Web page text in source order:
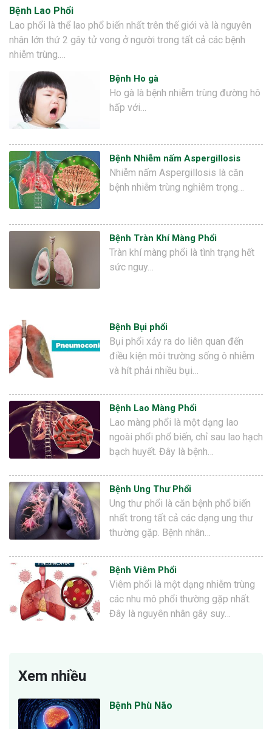
Bệnh Lao Phổi
Lao phổi là thể lao phổ biến nhất trên thế giới và là nguyên
nhân lớn thứ 2 gây tử vong ở người trong tất cả các bệnh
nhiễm trùng.…
Bệnh Ho gà
Ho gà là bệnh nhiễm trùng đường hô
hấp với…
Bệnh Nhiễm nấm Aspergillosis
Nhiễm nấm Aspergillosis là căn
bệnh nhiễm trùng nghiêm trọng…
Bệnh Tràn Khí Màng Phổi
Tràn khí màng phổi là tình trạng hết
sức nguy…
Bệnh Bụi phổi
Bụi phổi xảy ra do liên quan đến
điều kiện môi trường sống ô nhiễm
và hít phải nhiều bụi…
Bệnh Lao Màng Phổi
Lao màng phổi là một dạng lao
ngoài phổi phổ biến, chỉ sau lao hạch
bạch huyết. Đây là bệnh…
Bệnh Ung Thư Phổi
Ung thư phổi là căn bệnh phổ biến
nhất trong tất cả các dạng ung thư
thường gặp. Bệnh nhân…
Bệnh Viêm Phổi
Viêm phổi là một dạng nhiễm trùng
các nhu mô phổi thường gặp nhất.
Đây là nguyên nhân gây suy…
Xem nhiều
Bệnh Phù Não